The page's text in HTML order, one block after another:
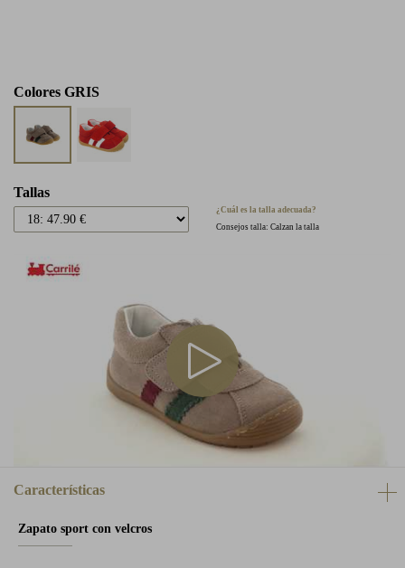
Colores GRIS
Tallas
¿Cuál es la talla adecuada?
Consejos talla: Calzan la talla
Características
Zapato sport con velcros